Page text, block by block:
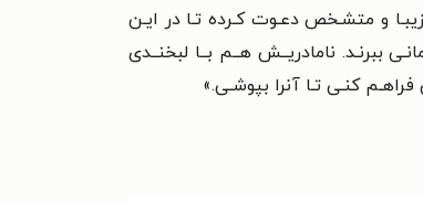
و متشـخص دعـوت کـرده تـا در ایـن
ببرنـد. نامادریــش هــم بــا لبخنــدی
کنـی تـا آنرا بپوشـی.»